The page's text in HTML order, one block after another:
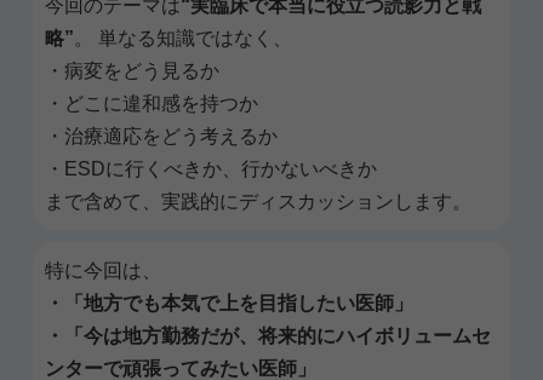
今回のテーマは“実臨床で本当に役立つ読影力と戦
略”。 単なる知識ではなく、
・病変をどう見るか
・どこに違和感を持つか
・治療適応をどう考えるか
・ESDに行くべきか、行かないべきか
まで含めて、実践的にディスカッションします。
特に今回は、
・「地方でも本気で上を目指したい医師」
・「今は地方勤務だが、将来的にハイボリュームセ
ンターで頑張ってみたい医師」